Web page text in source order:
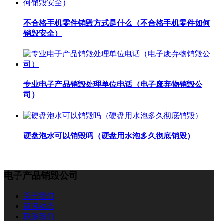
不合格手机零件销毁方式是什么（不合格手机零件如何
销毁安全）
专业电子产品销毁处理单位电话（电子废弃物销毁公
司）
硬盘泡水可以销毁吗（硬盘用水泡多久彻底销毁）
电子产品销毁公司
关于我们
新闻动态
联系我们